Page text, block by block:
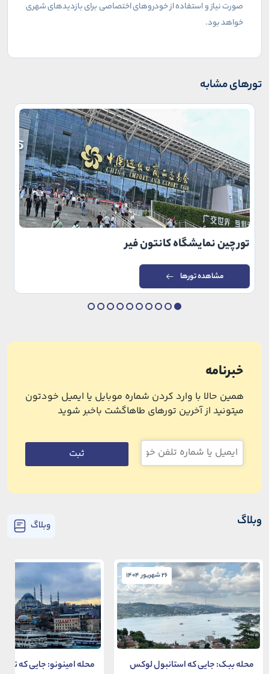
صورت نیاز و استفاده از خودروهای اختصاصی برای بازدیدهای شهری
خواهد بود.
تورهای مشابه
تور چین نمایشگاه کانتون فیر
مشاهده تورها
خبرنامه
همین حالا با وارد کردن شماره موبایل یا ایمیل خودتون
میتونید از آخرین تورهای طاهاگشت باخبر شوید
ثبت
وبلاگ وبلاگ
26 شهریور 1404
محله ببک: جایی که استانبول لوکس
محله امینونو: جایی که